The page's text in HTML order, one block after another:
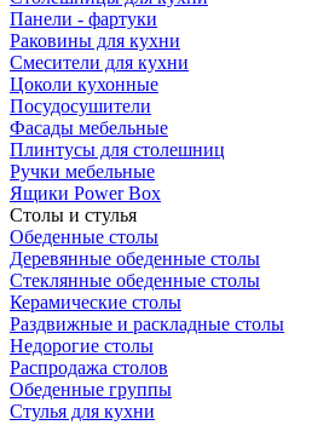
Панели - фартуки
Раковины для кухни
Смесители для кухни
Цоколи кухонные
Посудосушители
Фасады мебельные
Плинтусы для столешниц
Ручки мебельные
Ящики Power Box
Столы и стулья
Обеденные столы
Деревянные обеденные столы
Стеклянные обеденные столы
Керамические столы
Раздвижные и раскладные столы
Недорогие столы
Распродажа столов
Обеденные группы
Стулья для кухни